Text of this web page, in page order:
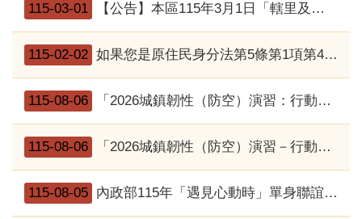
115-03-01 【公告】本區115年3月1日「轄里及轄鄰」行政區域調整生效
115-02-02 如果您是原住民身分法第5條第1項第4款規定適用對象，惟姓名尚未取用傳統名字或從具有原住民身分之父或母之姓者，請詳閱本訊息。
115-08-06 「2026城鎮韌性（防空）演習：行動網路降速演練」期間，行動自然人憑證部分服務將受影響，敬請提早因應
115-08-06 「2026城鎮韌性（防空）演習－行動網路降速演練」相關資訊
115-08-05 內政部115年「遇見心動時」單身聯誼活動第3、10-14梯次訂於115年8月7日至16日受理報名